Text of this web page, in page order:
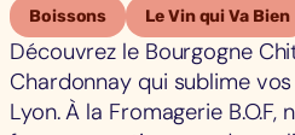
Boissons Le Vin qui Va Bien
Découvrez le Bourgogne
Chardonnay qui sublime
Lyon. À la Fromagerie